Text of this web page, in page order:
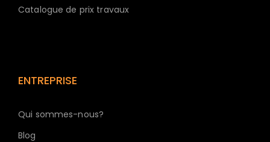
Catalogue de prix travaux
ENTREPRISE
Qui sommes-nous?
Blog